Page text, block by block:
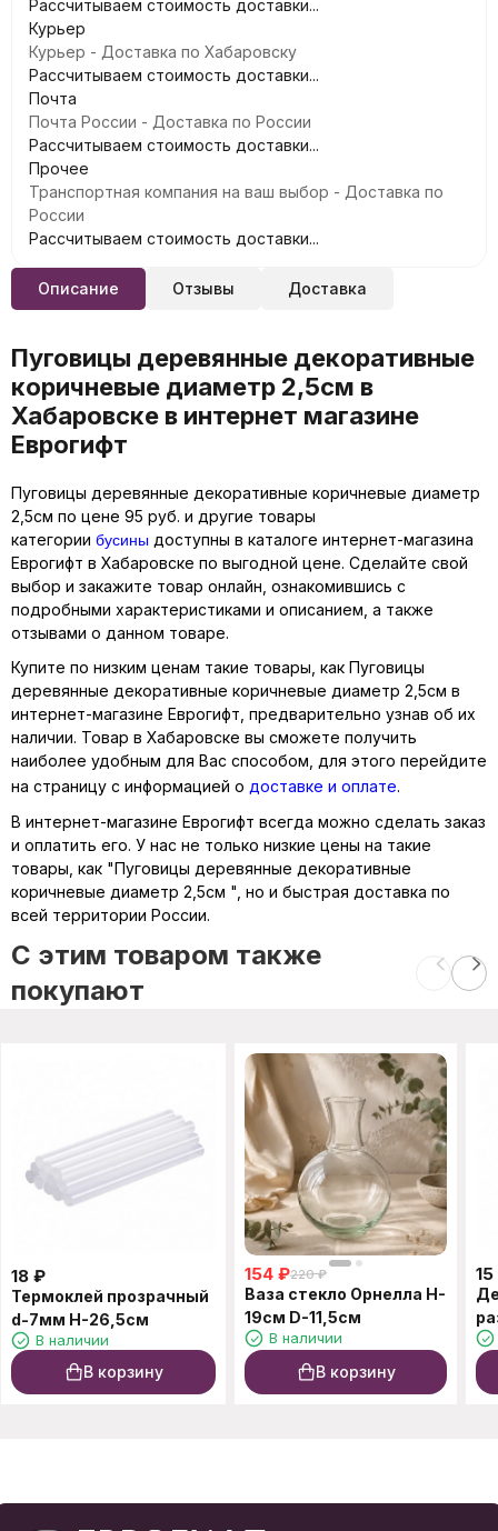
Рассчитываем стоимость доставки...
Курьер
Курьер - Доставка по Хабаровску
Рассчитываем стоимость доставки...
Почта
Почта России - Доставка по России
Рассчитываем стоимость доставки...
Прочее
Транспортная компания на ваш выбор - Доставка по
России
Рассчитываем стоимость доставки...
Описание Отзывы Доставка
Пуговицы деревянные декоративные
коричневые диаметр 2,5см в
Хабаровске в интернет магазине
Еврогифт
Пуговицы деревянные декоративные коричневые диаметр
2,5см по цене 95 руб. и другие товары
категории бусины доступны в каталоге интернет-магазина
Еврогифт в Хабаровске по выгодной цене. Сделайте свой
выбор и закажите товар онлайн, ознакомившись с
подробными характеристиками и описанием, а также
отзывами о данном товаре.
Купите по низким ценам такие товары, как Пуговицы
деревянные декоративные коричневые диаметр 2,5см в
интернет-магазине Еврогифт, предварительно узнав об их
наличии. Товар в Хабаровске вы сможете получить
наиболее удобным для Вас способом, для этого перейдите
на страницу с информацией о доставке и оплате.
В интернет-магазине Еврогифт всегда можно сделать заказ
и оплатить его. У нас не только низкие цены на такие
товары, как "Пуговицы деревянные декоративные
коричневые диаметр 2,5см ", но и быстрая доставка по
всей территории России.
C этим товаром также
покупают
18 ₽
Термоклей прозрачный
d-7мм Н-26,5см
В наличии
В корзину
154 ₽220 ₽
Ваза стекло Орнелла H-
19см D-11,5см
В наличии
В корзину
15